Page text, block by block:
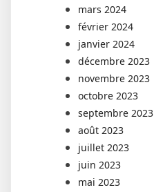
mars 2024
février 2024
janvier 2024
décembre 2023
novembre 2023
octobre 2023
septembre 2023
août 2023
juillet 2023
juin 2023
mai 2023